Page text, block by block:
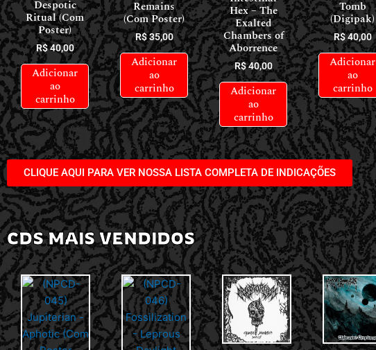
Despotic
Ritual (Com
Poster)
R$40,00
Adicionar
ao
carrinho
Remains
(Com Poster)
R$35,00
Adicionar
ao
carrinho
Hex – The
Exalted
Chambers of
Aborrence
R$40,00
Adicionar
ao
carrinho
Tomb
(Digipak)
R$40,00
Adicionar
ao
carrinho
CLIQUE AQUI PARA VER NOSSA LISTA COMPLETA DE INDICAÇÕES
CDS MAIS VENDIDOS